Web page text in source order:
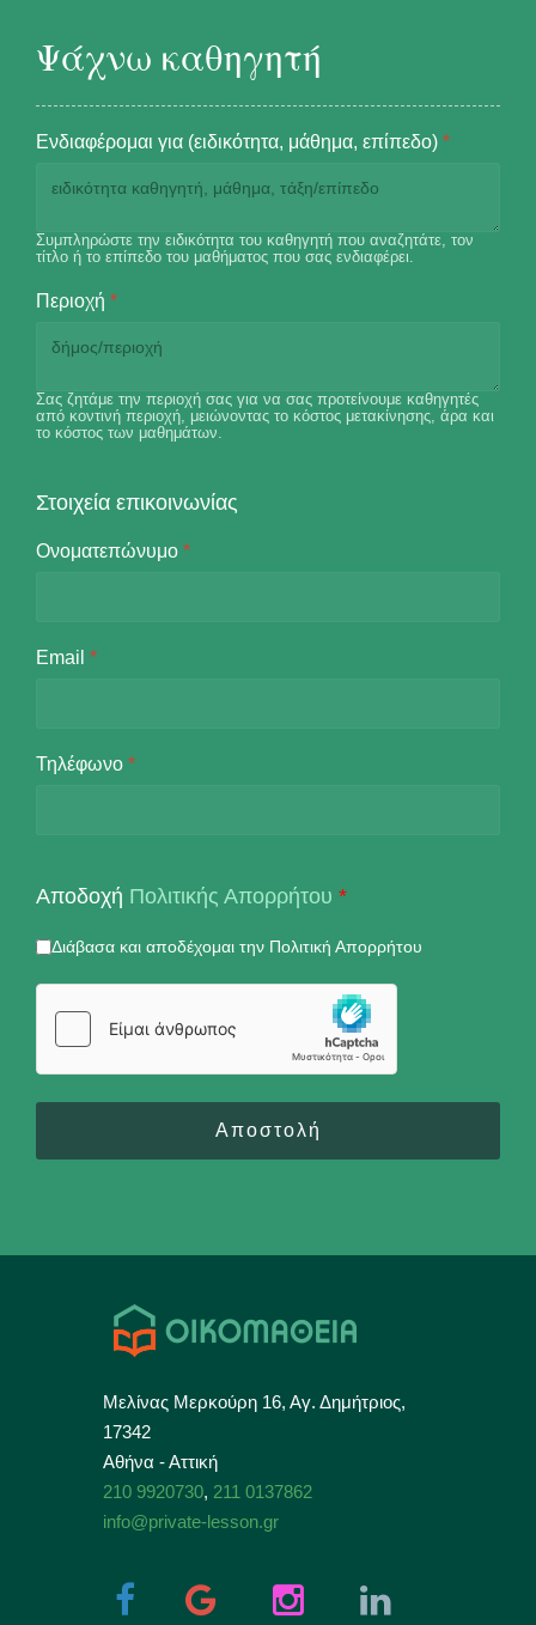
Ψάχνω καθηγητή
Ενδιαφέρομαι για (ειδικότητα, μάθημα, επίπεδο) *
Συμπληρώστε την ειδικότητα του καθηγητή που αναζητάτε, τον
τίτλο ή το επίπεδο του μαθήματος που σας ενδιαφέρει.
Περιοχή *
Σας ζητάμε την περιοχή σας για να σας προτείνουμε καθηγητές
από κοντινή περιοχή, μειώνοντας το κόστος μετακίνησης, άρα και
το κόστος των μαθημάτων.
Στοιχεία επικοινωνίας
Ονοματεπώνυμο *
Email *
Τηλέφωνο *
Αποδοχή Πολιτικής Απορρήτου *
Διάβασα και αποδέχομαι την Πολιτική Απορρήτου
Αποστολή
Μελίνας Μερκούρη 16, Αγ. Δημήτριος,
17342
Αθήνα - Αττική
210 9920730, 211 0137862
info@private-lesson.gr